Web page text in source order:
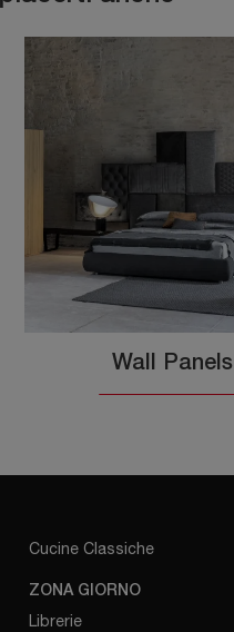
Wall Panels
Cucine Classiche
ZONA GIORNO
Librerie